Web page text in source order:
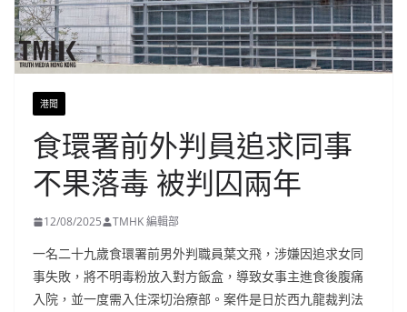
港聞
食環署前外判員追求同事
不果落毒 被判囚兩年
12/08/2025 TMHK 編輯部
一名二十九歲食環署前男外判職員葉文飛，涉嫌因追求女同
事失敗，將不明毒粉放入對方飯盒，導致女事主進食後腹痛
入院，並一度需入住深切治療部。案件是日於西九龍裁判法